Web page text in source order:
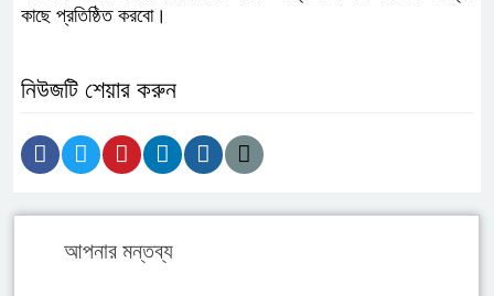
কাছে প্রতিষ্ঠিত করবো।
নিউজটি শেয়ার করুন
আপনার মন্তব্য